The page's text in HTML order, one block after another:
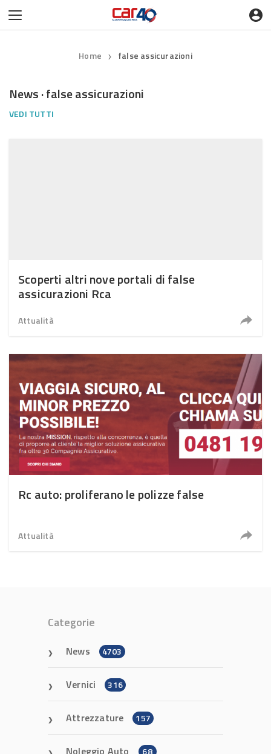
Home ❯ false assicurazioni
News · false assicurazioni
VEDI TUTTI
Scoperti altri nove portali di false
assicurazioni Rca
Attualità
Rc auto: proliferano le polizze false
Attualità
Categorie
News 4703
Vernici 316
Attrezzature 157
Noleggio Auto 68